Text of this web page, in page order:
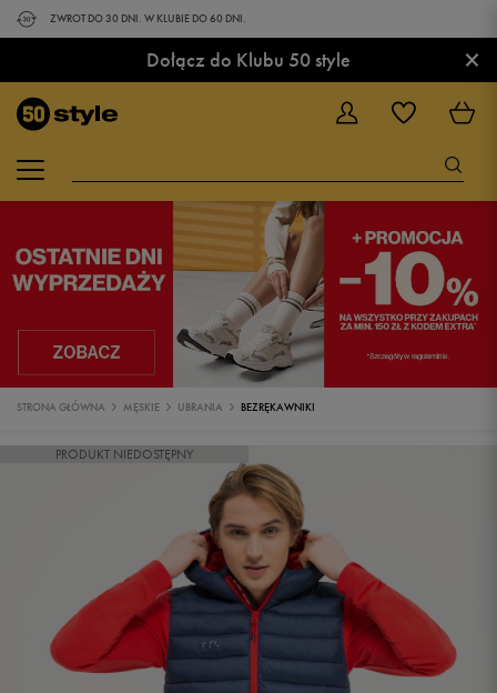
ZWROT DO 30 DNI. W KLUBIE DO 60 DNI.
Dołącz do Klubu 50 style ×
STRONA GŁÓWNA MĘSKIE UBRANIA BEZRĘKAWNIKI
PRODUKT NIEDOSTĘPNY